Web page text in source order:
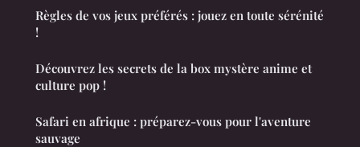
Règles de vos jeux préférés : jouez en toute sérénité
!
Découvrez les secrets de la box mystère anime et
culture pop !
Safari en afrique : préparez-vous pour l'aventure
sauvage